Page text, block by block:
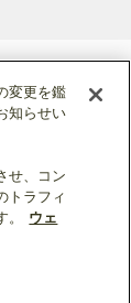
ップへ戻る
変更を鑑
知らせい
せ、コン
トラフィ
ウェ